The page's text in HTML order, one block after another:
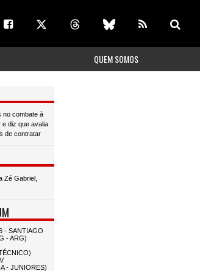
QUEM SOMOS
no combate à
e diz que avalia
de contratar
Zé Gabriel,